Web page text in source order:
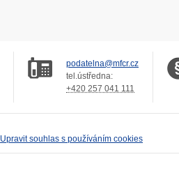
podatelna@mfcr.cz
tel.ústředna:
+420 257 041 111
Upravit souhlas s používáním cookies